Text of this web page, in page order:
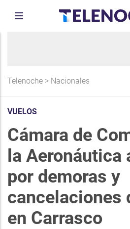
Telenoche > Nacionales
VUELOS
Cámara de
la Aeronáutica
por demoras y
cancelaciones
en Carrasco